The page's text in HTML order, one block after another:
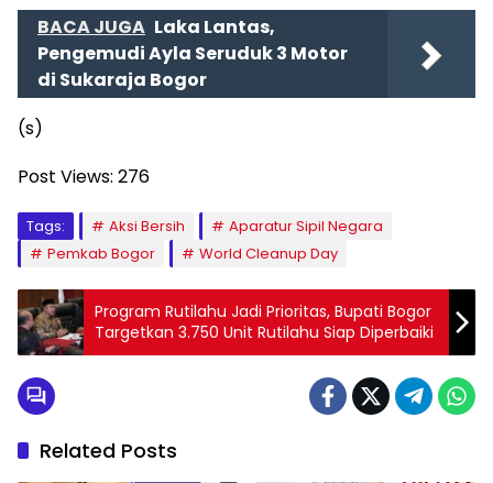
BACA JUGA Laka Lantas,
Pengemudi Ayla Seruduk 3 Motor
di Sukaraja Bogor
(s)
Post Views: 276
Tags: Aksi Bersih
Aparatur Sipil Negara
Pemkab Bogor
World Cleanup Day
Program Rutilahu Jadi Prioritas, Bupati Bogor
Targetkan 3.750 Unit Rutilahu Siap Diperbaiki
Related Posts